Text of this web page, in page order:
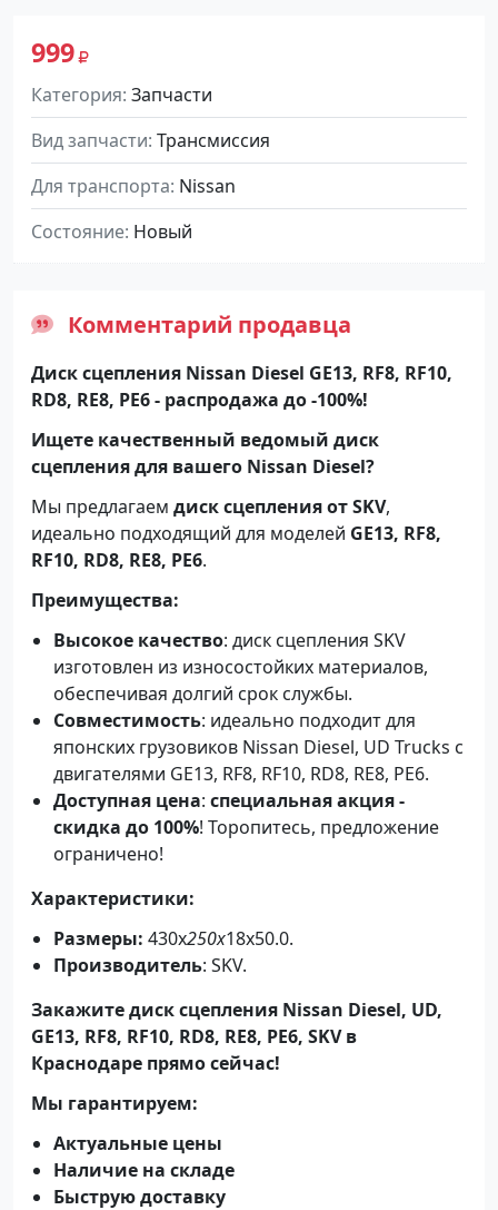
999
Категория Запчасти
Вид запчасти Трансмиссия
Для транспорта Nissan
Состояние Новый
Комментарий продавца
Диск сцепления Nissan Diesel GE13, RF8, RF10,
RD8, RE8, PE6 - распродажа до -100%!
Ищете качественный ведомый диск
сцепления для вашего Nissan Diesel?
Мы предлагаем диск сцепления от SKV,
идеально подходящий для моделей GE13, RF8,
RF10, RD8, RE8, PE6.
Преимущества:
Высокое качество: диск сцепления SKV
изготовлен из износостойких материалов,
обеспечивая долгий срок службы.
Совместимость: идеально подходит для
японских грузовиков Nissan Diesel, UD Trucks с
двигателями GE13, RF8, RF10, RD8, RE8, PE6.
Доступная цена: специальная акция -
скидка до 100%! Торопитесь, предложение
ограничено!
Характеристики:
Размеры: 430x250x18x50.0.
Производитель: SKV.
Закажите диск сцепления Nissan Diesel, UD,
GE13, RF8, RF10, RD8, RE8, PE6, SKV в
Краснодаре прямо сейчас!
Мы гарантируем:
Актуальные цены
Наличие на складе
Быструю доставку